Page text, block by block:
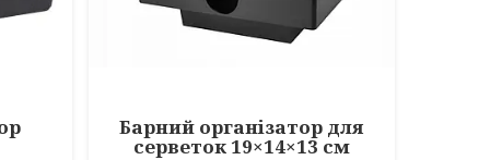
Барний організатор для
серветок 19×14×13 см